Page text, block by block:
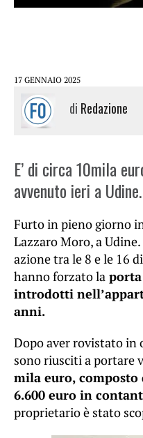
17 GENNAIO 2025
di Redazione
E’ di circa 10mila
avvenuto ieri a Udine.
Furto in pieno giorno
Lazzaro Moro, a
azione tra le 8 e le 16
hanno forzato la porta
introdotti
anni.
Dopo aver rovistato in
sono riusciti a portare
mila euro,
6.600 euro in
proprietario è stato